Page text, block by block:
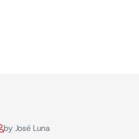
by José Luna